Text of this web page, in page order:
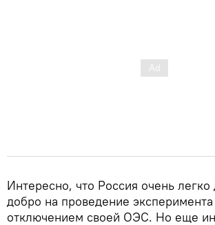
Интересно, что Россия очень легко
добро на проведение
отключением своей ОЭС. Но еще